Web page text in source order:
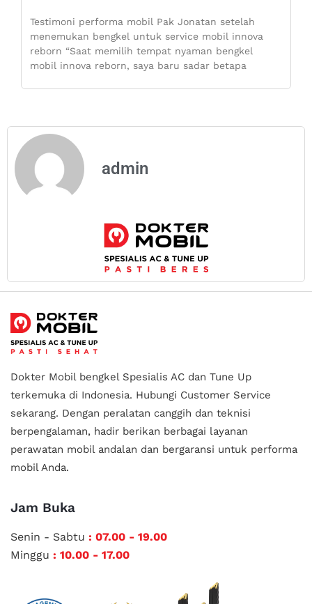
Testimoni performa mobil Pak Jonatan setelah
menemukan bengkel untuk service mobil innova
reborn “Saat memilih tempat nyaman bengkel
mobil innova reborn, saya baru sadar betapa
admin
Dokter Mobil bengkel Spesialis AC dan Tune Up
terkemuka di Indonesia. Hubungi Customer Service
sekarang. Dengan peralatan canggih dan teknisi
berpengalaman, hadir berikan berbagai layanan
perawatan mobil andalan dan bergaransi untuk performa
mobil Anda.
Jam Buka
Senin - Sabtu : 07.00 - 19.00
Minggu : 10.00 - 17.00